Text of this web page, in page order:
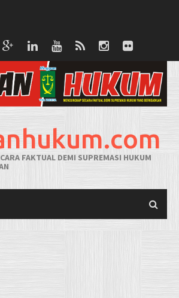
FAKTUAL DEMI SUPREMASI HUKUM